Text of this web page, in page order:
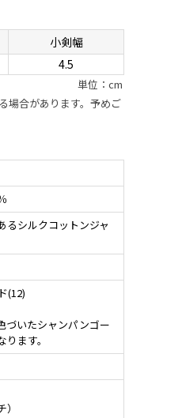
小剣幅
4.5
単位：cm
場合があります。予めご
るシルクコットンジャ
(12)
づいたシャンパンゴー
ます。